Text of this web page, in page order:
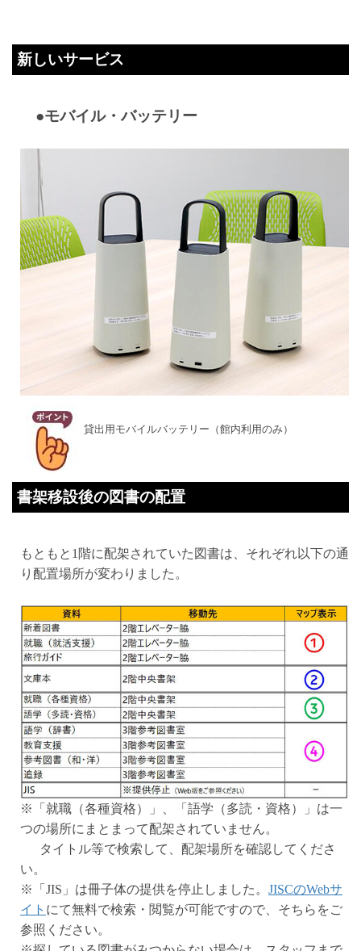
新しいサービス
●モバイル・バッテリー
貸出用モバイルバッテリー（館内利用のみ）
書架移設後の図書の配置
もともと1階に配架されていた図書は、それぞれ以下の通
り配置場所が変わりました。
※「就職（各種資格）」、「語学（多読・資格）」は一
つの場所にまとまって配架されていません。
タイトル等で検索して、配架場所を確認してくださ
い。
※「JIS」は冊子体の提供を停止しました。 JISCのWebサ
イト にて無料で検索・閲覧が可能ですので、そちらをご
参照ください。